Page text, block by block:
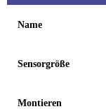
Name
Sensorgröße
Montieren